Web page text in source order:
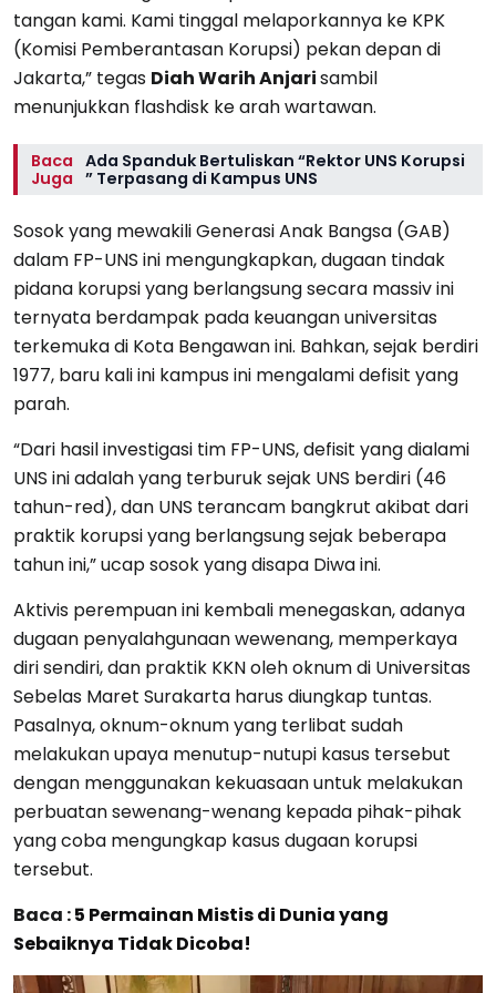
tangan kami. Kami tinggal melaporkannya ke KPK
(Komisi Pemberantasan Korupsi) pekan depan di
Jakarta,” tegas Diah Warih Anjarisambil
menunjukkan flashdisk ke arah wartawan.
Baca
Juga
Ada Spanduk Bertuliskan “Rektor UNS Korupsi
” Terpasang di Kampus UNS
Sosok yang mewakili Generasi Anak Bangsa (GAB)
dalam FP-UNS ini mengungkapkan, dugaan tindak
pidana korupsi yang berlangsung secara massiv ini
ternyata berdampak pada keuangan universitas
terkemuka di Kota Bengawan ini. Bahkan, sejak berdiri
1977, baru kali ini kampus ini mengalami defisit yang
parah.
“Dari hasil investigasi tim FP-UNS, defisit yang dialami
UNS ini adalah yang terburuk sejak UNS berdiri (46
tahun-red), dan UNS terancam bangkrut akibat dari
praktik korupsi yang berlangsung sejak beberapa
tahun ini,” ucap sosok yang disapa Diwa ini.
Aktivis perempuan ini kembali menegaskan, adanya
dugaan penyalahgunaan wewenang, memperkaya
diri sendiri, dan praktik KKN oleh oknum di Universitas
Sebelas Maret Surakarta harus diungkap tuntas.
Pasalnya, oknum-oknum yang terlibat sudah
melakukan upaya menutup-nutupi kasus tersebut
dengan menggunakan kekuasaan untuk melakukan
perbuatan sewenang-wenang kepada pihak-pihak
yang coba mengungkap kasus dugaan korupsi
tersebut.
Baca :5 Permainan Mistis di Dunia yang
Sebaiknya Tidak Dicoba!